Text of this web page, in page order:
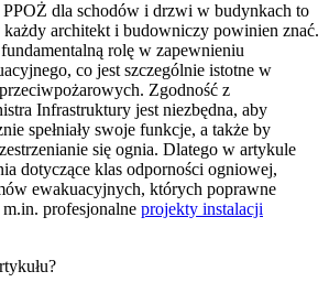
dla schodów i drzwi w budynkach to
architekt i budowniczy powinien znać.
rolę w zapewnieniu
co jest szczególnie istotne w
Zgodność z
Infrastruktury jest niezbędna, aby
spełniały swoje funkcje, a także by
się ognia. Dlatego w artykule
dotyczące klas odporności ogniowej,
ewakuacyjnych, których poprawne
profesjonalne projekty instalacji